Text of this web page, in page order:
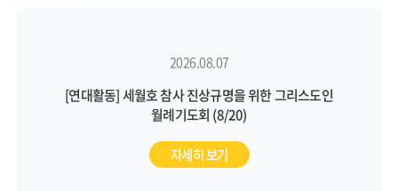
2026.08.07
[연대활동] 세월호 참사 진상규명을 위한 그리스도인
월례기도회 (8/20)
자세히 보기